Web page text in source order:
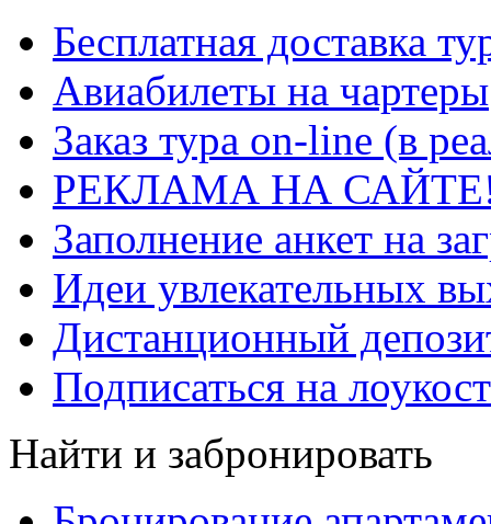
Бесплатная доставка
Авиабилеты на чартеры
Заказ тура on-line (в
РЕКЛАМА НА
Заполнение анкет на
Идеи увлекательных
Дистанционный
Подписаться на
Найти и забронировать